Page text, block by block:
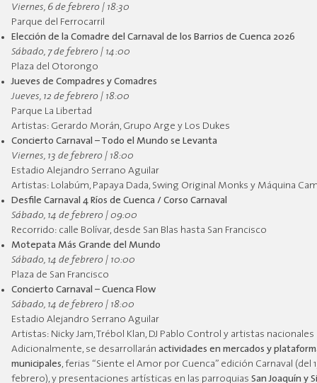
Viernes, 6 de febrero | 18:30
Parque del Ferrocarril
Elección de la Comadre del Carnaval de los Barrios de Cuenca 2026
Sábado, 7 de febrero | 14:00
Plaza del Otorongo
Jueves de Compadres y Comadres
Jueves, 12 de febrero | 18:00
Parque La Libertad
Artistas: Gerardo Morán, Grupo Arge y Los Dukes
Concierto Carnaval – Todo el Mundo se Levanta
Viernes, 13 de febrero | 18:00
Estadio Alejandro Serrano Aguilar
Artistas: Lolabúm, Papaya Dada, Swing Original Monks y Máquina
Desfile Carnaval 4 Ríos de Cuenca / Corso Carnaval
Sábado, 14 de febrero | 09:00
Recorrido: calle Bolívar, desde San Blas hasta San Francisco
Motepata Más Grande del Mundo
Sábado, 14 de febrero | 10:00
Plaza de San Francisco
Concierto Carnaval – Cuenca Flow
Sábado, 14 de febrero | 18:00
Estadio Alejandro Serrano Aguilar
Artistas: Nicky Jam, Trébol Klan, DJ Pablo Control y artistas nacionales
Adicionalmente, se desarrollarán actividades en mercados y
municipales, ferias “Siente el Amor por Cuenca” edición Carnaval (del
febrero), y presentaciones artísticas en las parroquias San Joaquín y